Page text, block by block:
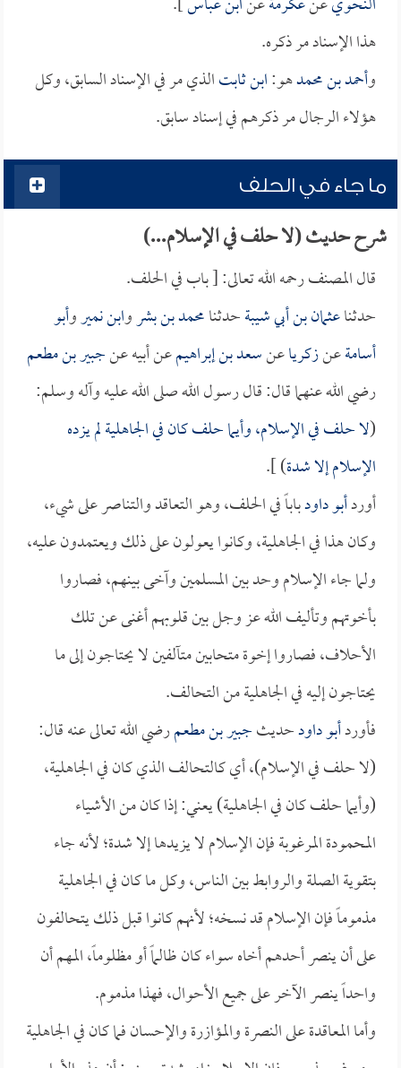
هذا الإسناد مر ذكره.
وأحمد بن محمدهو:ابن ثابتالذي مر في الإسناد السابق، وكل
هؤلاء الرجال مر ذكرهم في إسناد سابق.
ما جاء في الحلف
شرح حديث (لا حلف في الإسلام...)
قال المصنف رحمه الله تعالى: [ باب في الحلف.
حدثناعثمان بن أبي شيبةحدثنامحمد بن بشروابن نميروأبو
أسامةعنزكرياعنسعد بن إبراهيمعن أبيه عنجبير بن مطعم
رضي الله عنهما قال: قال رسول الله صلى الله عليه وآله وسلم:
(لا حلف في الإسلام، وأيما حلف كان في الجاهلية لم يزده
الإسلام إلا شدة) ].
أوردأبو داودباباً في الحلف، وهو التعاقد والتناصر على شيء،
وكان هذا في الجاهلية، وكانوا يعولون على ذلك ويعتمدون عليه،
ولما جاء الإسلام وحد بين المسلمين وآخى بينهم، فصاروا
بأخوتهم وتأليف الله عز وجل بين قلوبهم أغنى عن تلك
الأحلاف، فصاروا إخوة متحابين متآلفين لا يحتاجون إلى ما
يحتاجون إليه في الجاهلية من التحالف.
فأوردأبو داودحديثجبير بن مطعمرضي الله تعالى عنه قال:
(لا حلف في الإسلام)، أي كالتحالف الذي كان في الجاهلية،
(وأيما حلف كان في الجاهلية) يعني: إذا كان من الأشياء
المحمودة المرغوبة فإن الإسلام لا يزيدها إلا شدة؛ لأنه جاء
بتقوية الصلة والروابط بين الناس، وكل ما كان في الجاهلية
مذموماً فإن الإسلام قد نسخه؛ لأنهم كانوا قبل ذلك يتحالفون
على أن ينصر أحدهم أخاه سواء كان ظالماً أو مظلوماً، المهم أن
واحداً ينصر الآخر على جميع الأحوال، فهذا مذموم.
وأما المعاقدة على النصرة والمؤازرة والإحسان فما كان في الجاهلية